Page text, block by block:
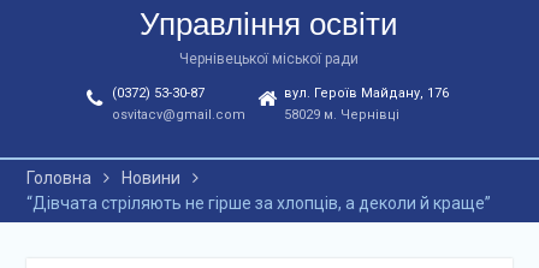
ЗЗСО станом на
01.08.2026 р.
Управління освіти
Чернівецької міської ради
(0372) 53-30-87
osvitacv@gmail.com
вул. Героїв Майдану, 176
58029 м. Чернівці
Головна
Новини
“Дівчата стріляють не гірше за хлопців, а деколи й краще”